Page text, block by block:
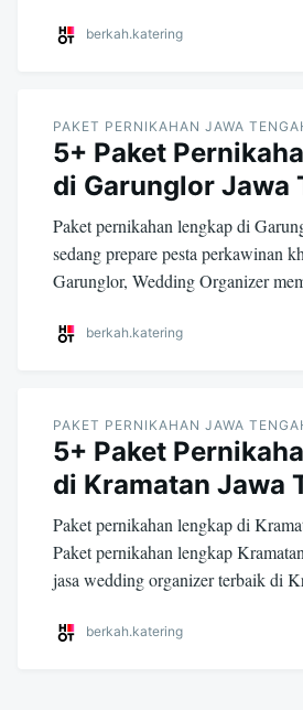
berkah.katering
PAKET PERNIKAHAN JAWA
5+ Paket
di Garunglor Jawa
Paket pernikahan lengkap di
sedang prepare pesta perkawinan
Garunglor, Wedding Organizer
berkah.katering
PAKET PERNIKAHAN JAWA
5+ Paket
di Kramatan Jawa
Paket pernikahan lengkap di
Paket pernikahan lengkap
jasa wedding organizer terbaik di
berkah.katering